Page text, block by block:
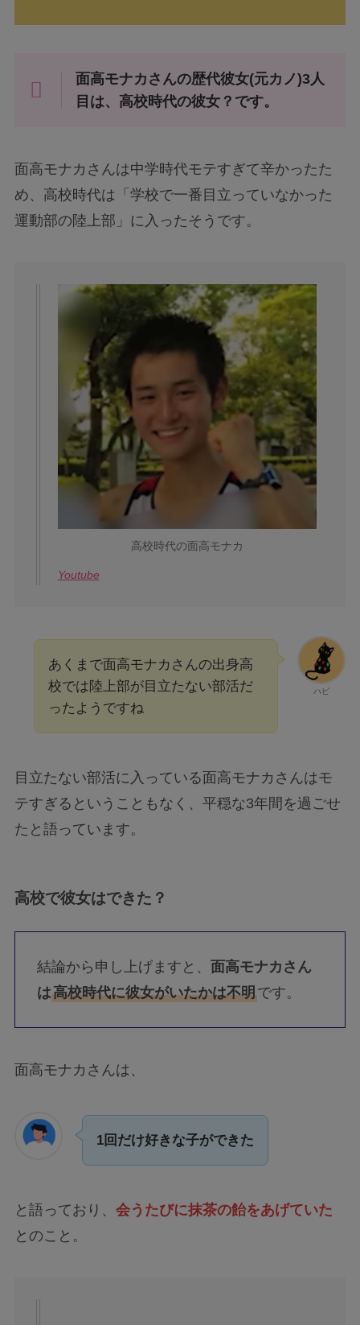
面高モナカさんの歴代彼女(元カノ)3人
目は、高校時代の彼女？です。
面高モナカさんは中学時代モテすぎて辛かったた
め、高校時代は「学校で一番目立っていなかった
運動部の陸上部」に入ったそうです。
高校時代の面高モナカ
Youtube
ハピ
あくまで面高モナカさんの出身高
校では陸上部が目立たない部活だ
ったようですね
目立たない部活に入っている面高モナカさんはモ
テすぎるということもなく、平穏な3年間を過ごせ
たと語っています。
高校で彼女はできた？
結論から申し上げますと、 面高モナカさん
は高校時代に彼女がいたかは不明です。
面高モナカさんは、
1回だけ好きな子ができた
と語っており、 会うたびに抹茶の飴をあげていた
とのこと。